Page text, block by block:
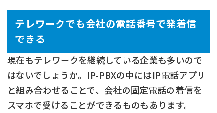
テレワークでも会社の電話番号で発着信
できる
現在もテレワークを継続している企業も多いので
はないでしょうか。IP-PBXの中にはIP電話アプリ
と組み合わせることで、会社の固定電話の着信を
スマホで受けることができるものもあります。